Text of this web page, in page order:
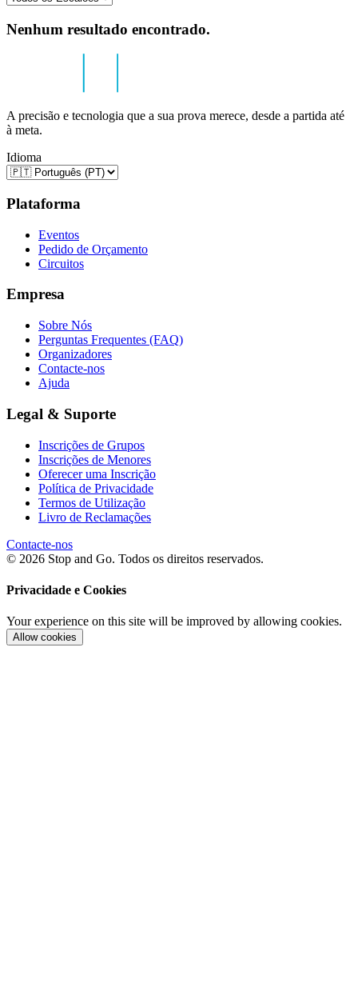
Nenhum resultado encontrado.
A precisão e tecnologia que a sua prova merece, desde a partida até
à meta.
Idioma
Plataforma
Eventos
Pedido de Orçamento
Circuitos
Empresa
Sobre Nós
Perguntas Frequentes (FAQ)
Organizadores
Contacte-nos
Ajuda
Legal & Suporte
Inscrições de Grupos
Inscrições de Menores
Oferecer uma Inscrição
Política de Privacidade
Termos de Utilização
Livro de Reclamações
Contacte-nos
© 2026 Stop and Go. Todos os direitos reservados.
Privacidade e Cookies
Your experience on this site will be improved by allowing cookies.
Allow cookies